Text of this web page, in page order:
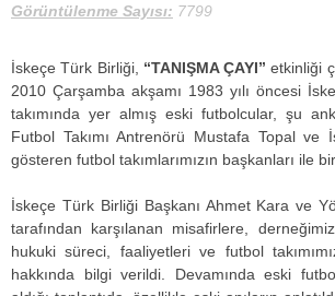
Görüntülenme Sayısı: 7799
İskeçe Türk Birliği, “TANIŞMA ÇAYI” etkinliği
2010 Çarşamba akşamı 1983 yılı öncesi
takımında yer almış eski futbolcular, şu
Futbol Takımı Antrenörü Mustafa Topal ve
gösteren futbol takımlarımızın başkanları ile
İskeçe Türk Birliği Başkanı Ahmet Kara ve
tarafından karşılanan misafirlere,
hukuki süreci, faaliyetleri ve futbol
hakkında bilgi verildi. Devamında eski